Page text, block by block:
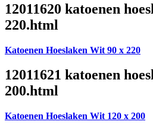
12011620 katoenen
220.html
Katoenen Hoeslaken Wit 90 x 220
12011621 katoenen
200.html
Katoenen Hoeslaken Wit 120 x 200